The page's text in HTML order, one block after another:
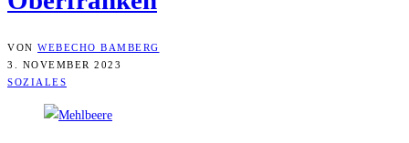
VON WEBECHO BAMBERG
3. NOVEMBER 2023
SOZIALES